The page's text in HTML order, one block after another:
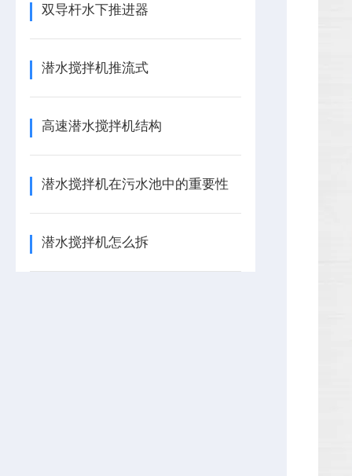
双导杆水下推进器
潜水搅拌机推流式
高速潜水搅拌机结构
潜水搅拌机在污水池中的重要性
潜水搅拌机怎么拆